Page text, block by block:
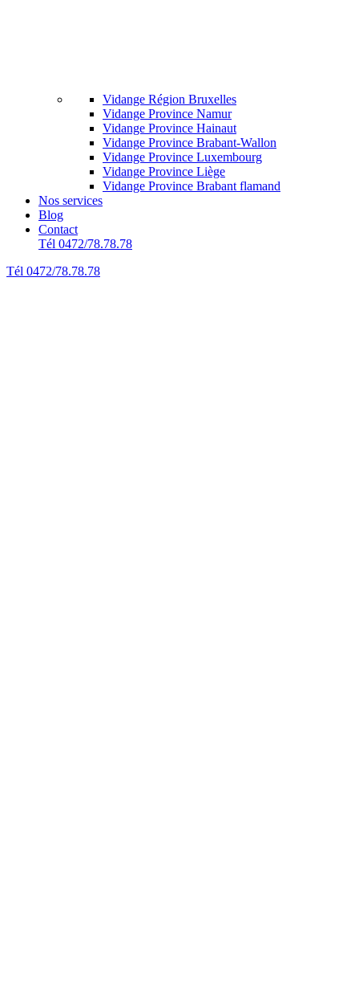
Vidange Région Bruxelles
Vidange Province Namur
Vidange Province Hainaut
Vidange Province Brabant-Wallon
Vidange Province Luxembourg
Vidange Province Liège
Vidange Province Brabant flamand
Nos services
Blog
Contact
Tél 0472/78.78.78
Tél 0472/78.78.78